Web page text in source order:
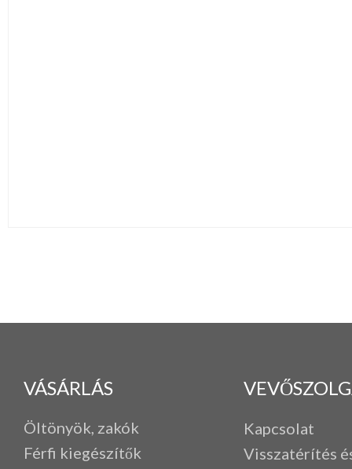
VÁSÁRLÁS
Öltönyök, zakók
Férfi kiegészítők
Kapcsolat
Visszatérítés